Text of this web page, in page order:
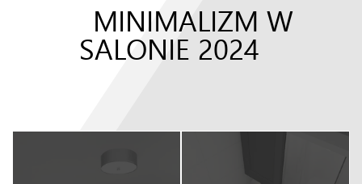
MINIMALIZM W
SALONIE 2024